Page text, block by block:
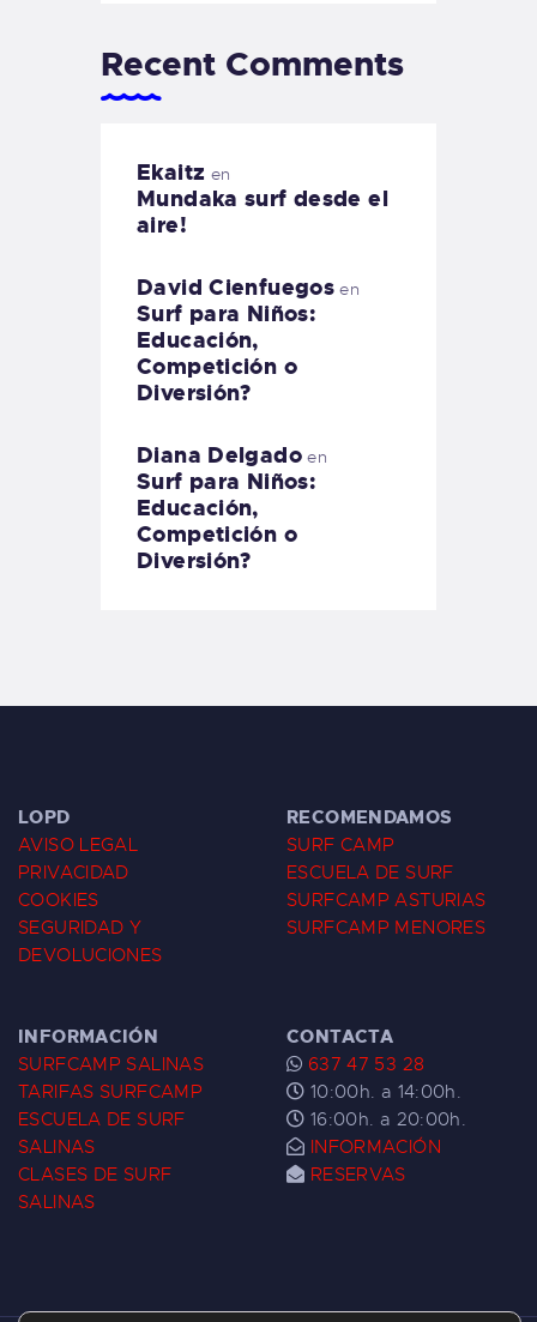
Recent Comments
Ekaitz en
Mundaka surf desde el
aire!
David Cienfuegos en
Surf para Niños:
Educación,
Competición o
Diversión?
Diana Delgadoen
Surf para Niños:
Educación,
Competición o
Diversión?
LOPD
AVISO LEGAL
PRIVACIDAD
COOKIES
SEGURIDAD Y
DEVOLUCIONES
RECOMENDAMOS
SURF CAMP
ESCUELA DE SURF
SURFCAMP ASTURIAS
SURFCAMP MENORES
INFORMACIÓN
SURFCAMP SALINAS
TARIFAS SURFCAMP
ESCUELA DE SURF
SALINAS
CLASES DE SURF
SALINAS
CONTACTA
637 47 53 28
10:00h. a 14:00h.
16:00h. a 20:00h.
INFORMACIÓN
RESERVAS